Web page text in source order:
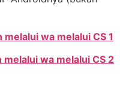
wa melalui CS 1
wa melalui CS 2